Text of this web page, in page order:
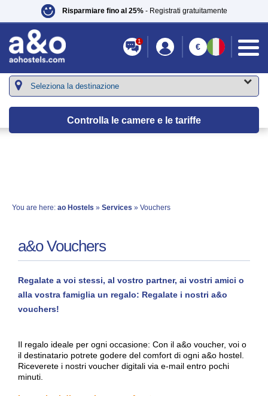
Risparmiare fino al 25% - Registrati gratuitamente
1
€
Controlla le camere e le tariffe
You are here: ao Hostels » Services » Vouchers
a&o Vouchers
Regalate a voi stessi, al vostro partner, ai vostri amici o
alla vostra famiglia un regalo: Regalate i nostri a&o
vouchers!
Il regalo ideale per ogni occasione: Con il a&o voucher, voi o
il destinatario potrete godere del comfort di ogni a&o hostel.
Riceverete i nostri voucher digitali via e-mail entro pochi
minuti.